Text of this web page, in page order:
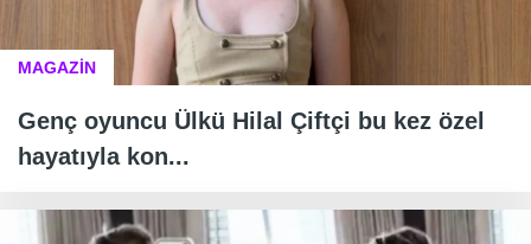
MAGAZİN
Genç oyuncu Ülkü Hilal Çiftçi bu kez özel
hayatıyla kon...